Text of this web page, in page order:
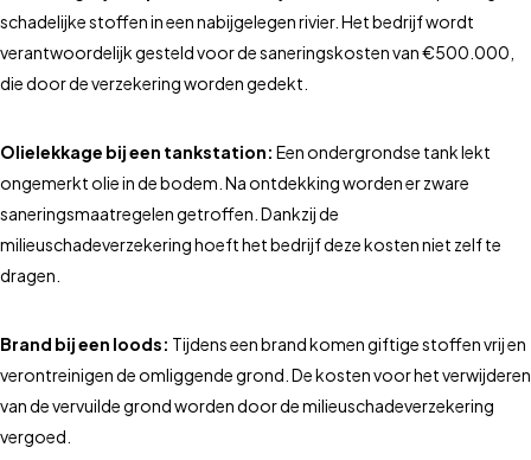
schadelijke stoffen in een nabijgelegen rivier. Het bedrijf wordt
verantwoordelijk gesteld voor de saneringskosten van €500.000,
die door de verzekering worden gedekt.
Olielekkage bij een tankstation: Een ondergrondse tank lekt
ongemerkt olie in de bodem. Na ontdekking worden er zware
saneringsmaatregelen getroffen. Dankzij de
milieuschadeverzekering hoeft het bedrijf deze kosten niet zelf te
dragen.
Brand bij een loods: Tijdens een brand komen giftige stoffen vrij en
verontreinigen de omliggende grond. De kosten voor het verwijderen
van de vervuilde grond worden door de milieuschadeverzekering
vergoed.